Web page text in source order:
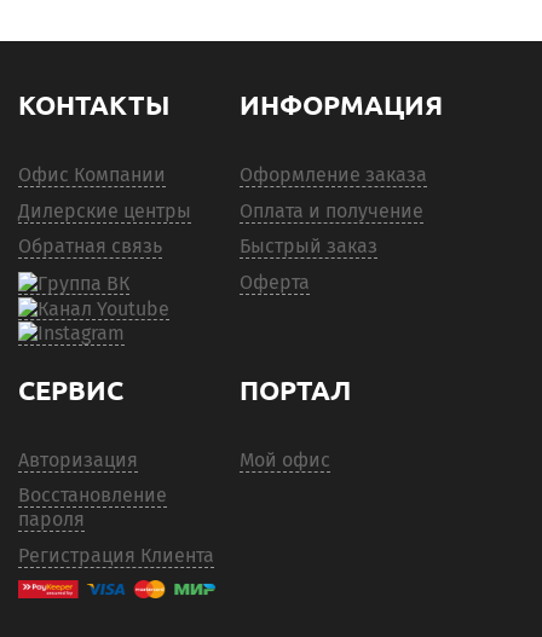
КОНТАКТЫ
Офис Компании
Дилерские центры
Обратная связь
ИНФОРМАЦИЯ
Оформление заказа
Оплата и получение
Быстрый заказ
Оферта
СЕРВИС
Авторизация
Восстановление
пароля
Регистрация Клиента
ПОРТАЛ
Мой офис